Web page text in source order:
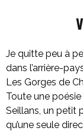
Je quitte peu à
dans l’arrière-
Les Gorges de
Toute une
Seillans, un petit
qu’une seule